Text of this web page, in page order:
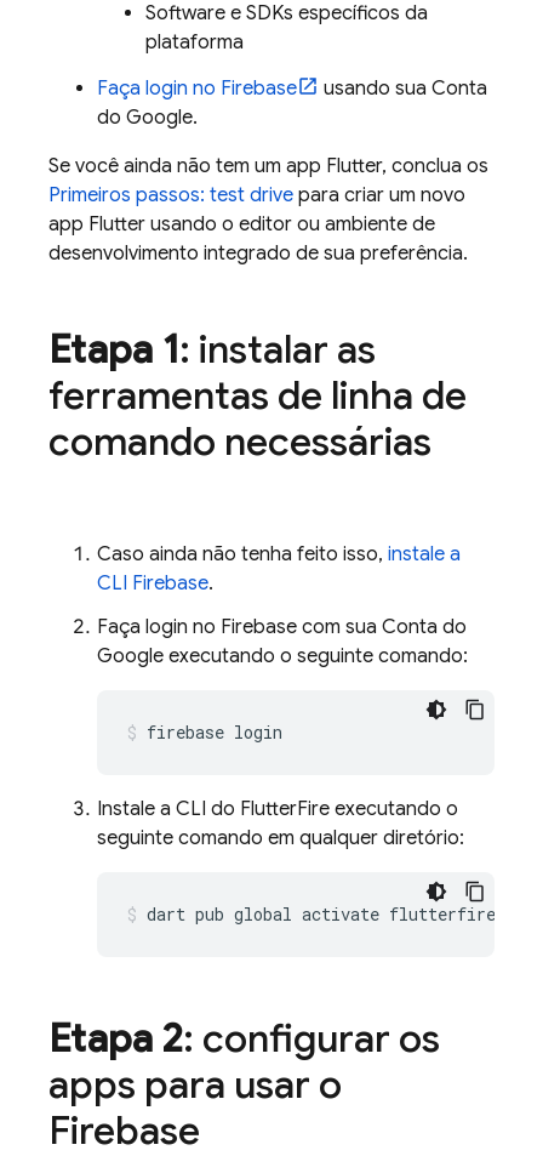
Software e SDKs específicos da
plataforma
Faça login no Firebase
usando sua Conta
do Google.
Se você ainda não tem um app Flutter, conclua os
Primeiros passos: test drive para criar um novo
app Flutter usando o editor ou ambiente de
desenvolvimento integrado de sua preferência.
Etapa 1: instalar as
ferramentas de linha de
comando necessárias
Caso ainda não tenha feito isso, instale a
CLI Firebase.
Faça login no Firebase com sua Conta do
Google executando o seguinte comando:
firebase
Instale a CLI do FlutterFire executando o
seguinte comando em qualquer diretório:
dart pub global activate
Etapa 2: configurar os
apps para usar o
Firebase